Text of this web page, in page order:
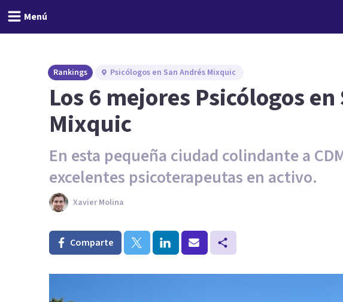
Menú
Rankings Psicólogos en San Andrés Mixquic
Los 6 mejores Psicólogos
Mixquic
En esta pequeña ciudad colindante a
excelentes psicoterapeutas en activo.
Xavier Molina
Comparte